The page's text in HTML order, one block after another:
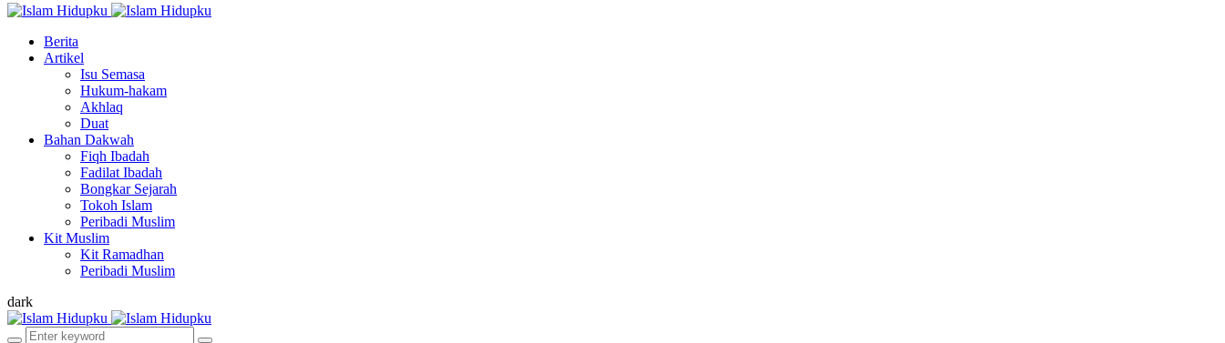
Berita
Artikel
Isu Semasa
Hukum-hakam
Akhlaq
Duat
Bahan Dakwah
Fiqh Ibadah
Fadilat Ibadah
Bongkar Sejarah
Tokoh Islam
Peribadi Muslim
Kit Muslim
Kit Ramadhan
Peribadi Muslim
dark